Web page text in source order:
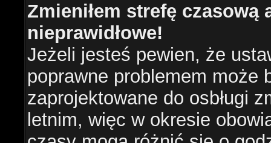
Zmieniłem strefę czasową
nieprawidłowe!
Jeżeli jesteś pewien, że
poprawne problemem może
zaprojektowane do osbługi
letnim, więc w okresie